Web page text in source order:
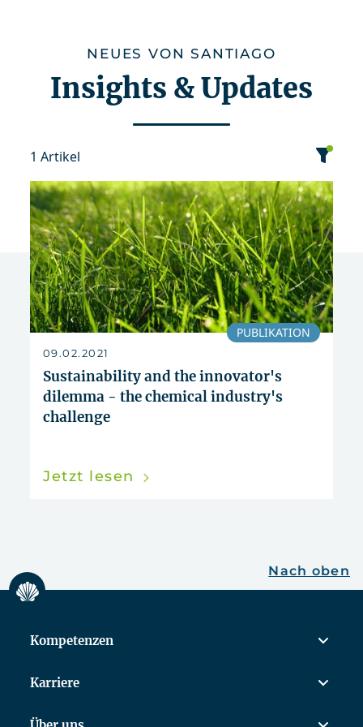
NEUES VON SANTIAGO
Insights & Updates
1 Artikel
Kategorie
Datum
Sortierung
zurücksetzen
Event Publikation 2021
PUBLIKATION
09.02.2021
Sustainability and the innovator's
dilemma - the chemical industry's
challenge
Jetzt lesen
Nach oben
Kompetenzen
Karriere